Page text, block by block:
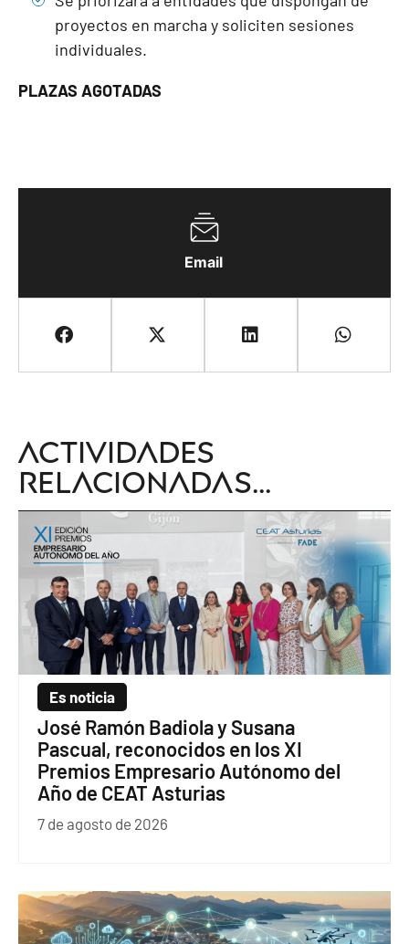
Email
proyectos en marcha y soliciten sesiones
individuales.
PLAZAS AGOTADAS
Actividades
relacionadas...
Es noticia
José Ramón Badiola y Susana
Pascual, reconocidos en los XI
Premios Empresario Autónomo del
Año de CEAT Asturias
7 de agosto de 2026